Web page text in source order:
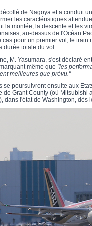
de Nagoya et a conduit
les caractéristiques
la montée, la descente et les
au-dessus de l'Océan
cas pour un premier vol, le train
durée totale du vol.
M. Yasumara, s'est déclaré
même que "les
meilleures que prévu."
se poursuivront ensuite aux
de Grant County (où Mitsubishi
dans l'état de Washington, dès